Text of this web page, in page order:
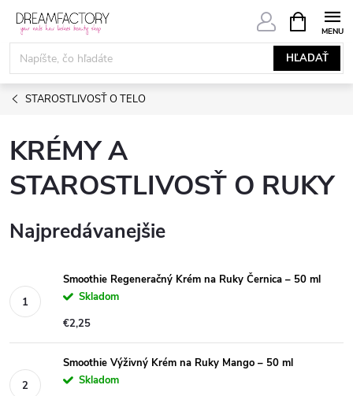
Prejsť
obsah
HĽADAŤ
KOŠÍK
STAROSTLIVOSŤ O TELO
KRÉMY A
STAROSTLIVOSŤ O RUKY
Najpredávanejšie
Smoothie Regeneračný Krém na Ruky Černica – 50 ml
Skladom
€2,25
Smoothie Výživný Krém na Ruky Mango – 50 ml
Skladom